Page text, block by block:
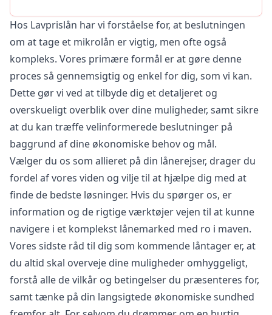
Hos Lavprislån har vi forståelse for, at beslutningen
om at tage et mikrolån er vigtig, men ofte også
kompleks. Vores primære formål er at gøre denne
proces så gennemsigtig og enkel for dig, som vi kan.
Dette gør vi ved at tilbyde dig et detaljeret og
overskueligt overblik over dine muligheder, samt sikre
at du kan træffe velinformerede beslutninger på
baggrund af dine økonomiske behov og mål.
Vælger du os som allieret på din lånerejser, drager du
fordel af vores viden og vilje til at hjælpe dig med at
finde de bedste løsninger. Hvis du spørger os, er
information og de rigtige værktøjer vejen til at kunne
navigere i et komplekst lånemarked med ro i maven.
Vores sidste råd til dig som kommende låntager er, at
du altid skal overveje dine muligheder omhyggeligt,
forstå alle de vilkår og betingelser du præsenteres for,
samt tænke på din langsigtede økonomiske sundhed